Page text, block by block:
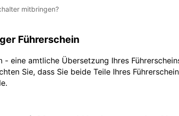
mitbringen?
Führerschein
- eine amtliche Übersetzung Ihres
Sie, dass Sie beide Teile Ihres